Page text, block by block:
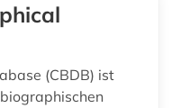
(CBDB) ist